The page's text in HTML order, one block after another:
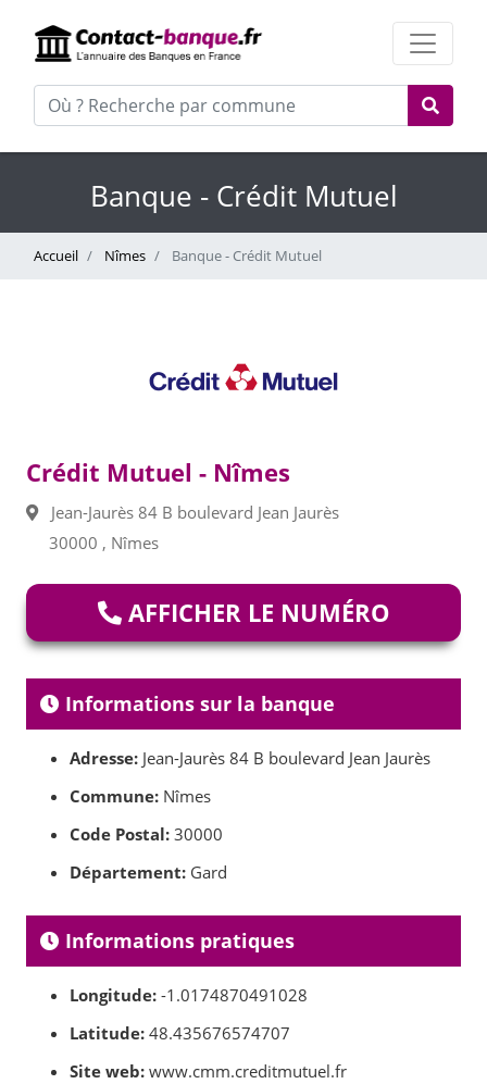
Banque - Crédit Mutuel
Accueil Nîmes Banque - Crédit Mutuel
Crédit Mutuel - Nîmes
Jean-Jaurès 84 B boulevard Jean Jaurès
30000 , Nîmes
AFFICHER LE NUMÉRO
Informations sur la banque
Adresse: Jean-Jaurès 84 B boulevard Jean Jaurès
Commune: Nîmes
Code Postal: 30000
Département: Gard
Informations pratiques
Longitude: -1.0174870491028
Latitude: 48.435676574707
Site web: www.cmm.creditmutuel.fr